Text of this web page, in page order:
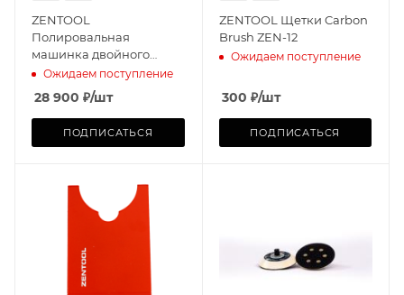
ZENTOOL
Полировальная
машинка двойного
действия 125мм
Ожидаем поступление
28 900 ₽/шт
ПОДПИСАТЬСЯ
ZENTOOL Щетки Carbon
Brush ZEN-12
Ожидаем поступление
300 ₽/шт
ПОДПИСАТЬСЯ